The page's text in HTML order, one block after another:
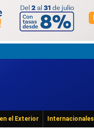
el Exterior Internacionales